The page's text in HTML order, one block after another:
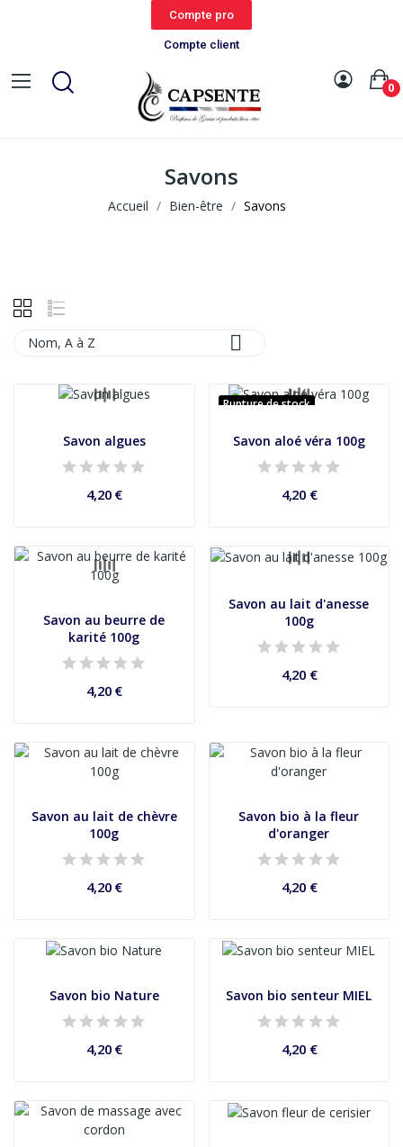
Compte pro
Compte client
0
Savons
Accueil Bien-être Savons
Nom, A à Z 
Savon algues
4,20 €
Rupture de stock
Savon aloé véra 100g
4,20 €
Savon au beurre de
karité 100g
4,20 €
Savon au lait d'anesse
100g
4,20 €
Savon au lait de chèvre
100g
4,20 €
Savon bio à la fleur
d'oranger
4,20 €
Savon bio Nature
4,20 €
Savon bio senteur MIEL
4,20 €